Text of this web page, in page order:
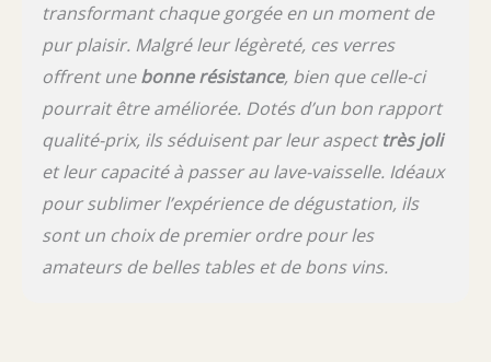
transformant chaque gorgée en un moment de
pur plaisir. Malgré leur légèreté, ces verres
offrent unebonne résistance, bien que celle-ci
pourrait être améliorée. Dotés d’un bon rapport
qualité-prix, ils séduisent par leur aspect très joli
et leur capacité à passer au lave-vaisselle. Idéaux
pour sublimer l’expérience de dégustation, ils
sont un choix de premier ordre pour les
amateurs de belles tables et de bons vins.